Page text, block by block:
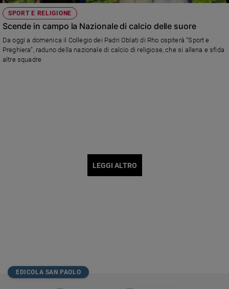
SPORT E RELIGIONE
Scende in campo la Nazionale di calcio delle suore
Da oggi a domenica il Collegio dei Padri Oblati di Rho ospiterà “Sport e
Preghiera”, raduno della nazionale di calcio di religiose, che si allena e sfida
altre squadre
LEGGI ALTRO
EDICOLA SAN PAOLO